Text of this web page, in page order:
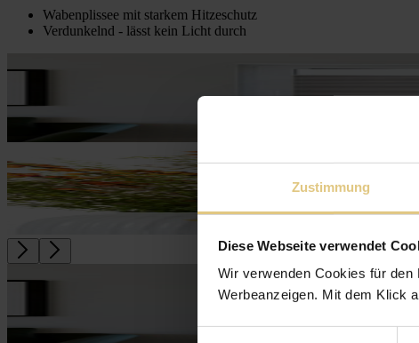
Zustimmung
Diese Webseite verwendet
Wir verwenden Cookies für
Werbeanzeigen. Mit dem Klick
Wabenplissee mit starkem Hitzeschutz
Verdunkelnd - lässt kein Licht durch